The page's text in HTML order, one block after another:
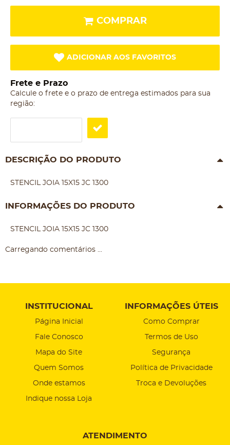
COMPRAR
ADICIONAR AOS FAVORITOS
Frete e Prazo
Calcule o frete e o prazo de entrega estimados para sua
região:
DESCRIÇÃO DO PRODUTO
STENCIL JOIA 15X15 JC 1300
INFORMAÇÕES DO PRODUTO
STENCIL JOIA 15X15 JC 1300
Carregando comentários ...
INSTITUCIONAL
Página Inicial
Fale Conosco
Mapa do Site
Quem Somos
Onde estamos
Indique nossa Loja
INFORMAÇÕES ÚTEIS
Como Comprar
Termos de Uso
Segurança
Política de Privacidade
Troca e Devoluções
ATENDIMENTO